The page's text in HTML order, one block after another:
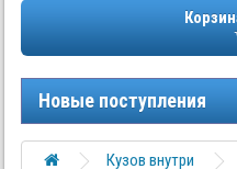
Новые поступления
Кузов внутри